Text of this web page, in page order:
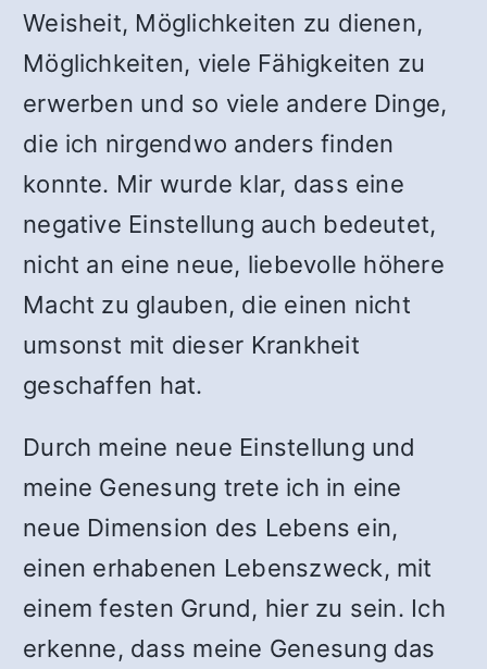
Weisheit, Möglichkeiten zu dienen,
Möglichkeiten, viele Fähigkeiten zu
erwerben und so viele andere Dinge,
die ich nirgendwo anders finden
konnte. Mir wurde klar, dass eine
negative Einstellung auch bedeutet,
nicht an eine neue, liebevolle höhere
Macht zu glauben, die einen nicht
umsonst mit dieser Krankheit
geschaffen hat.
Durch meine neue Einstellung und
meine Genesung trete ich in eine
neue Dimension des Lebens ein,
einen erhabenen Lebenszweck, mit
einem festen Grund, hier zu sein. Ich
erkenne, dass meine Genesung das